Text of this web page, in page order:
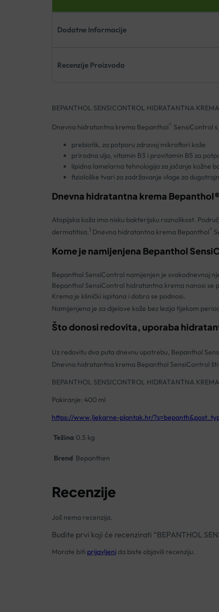
Dodatne Informacije
Recenzije Proizvoda
BEPANTHOL SENSICONTROL HIDRATANTNA
Dnevna hidratantna krema Bepanthol ® SensiControl
prebiotik, za potporu zdravoj mikroflori kože
prirodna ulja, vitamin B3 i provitamin B5 za
lipidna lamelarna tehnologija za jačanje kožne
fiziološke tvari za zadržavanje vlage za
Dnevna hidratantna krema
Atopijska koža ima nisku bakterijsku raznolikost.
dermatitisa.1 Dnevna hidratantna krema Bepanthol ®
Kome je namijenjena Bepanthol
Bepanthol SensiControl namijenjen je svakodnevnoj
Bepanthol SensiControl hidratantna krema nanosi se
Krema je klinički ispitana i dobro se podnosi.
Namijenjena je za dijelove kože bez lezija tijekom
Što donosi redovita, uporaba
Uz redovitu dva puta dnevnu upotrebu, Bepanthol
Dnevna hidratantna krema Bepanthol SensiControl
BEPANTHOL SENSICONTROL HIDRATANTNA
Pakiranje: 400 ml
https://www.ljekarne-plantak.hr/
Težina 0.5 kg
Brend Bepanthen
Recenzije
Još nema recenzija.
Budite prvi koji će recenzirati “BEPANTHOL
Morate biti prijavljeni da biste objavili recenziju.